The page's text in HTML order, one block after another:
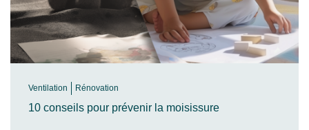
Ventilation Rénovation
10 conseils pour prévenir la moisissure